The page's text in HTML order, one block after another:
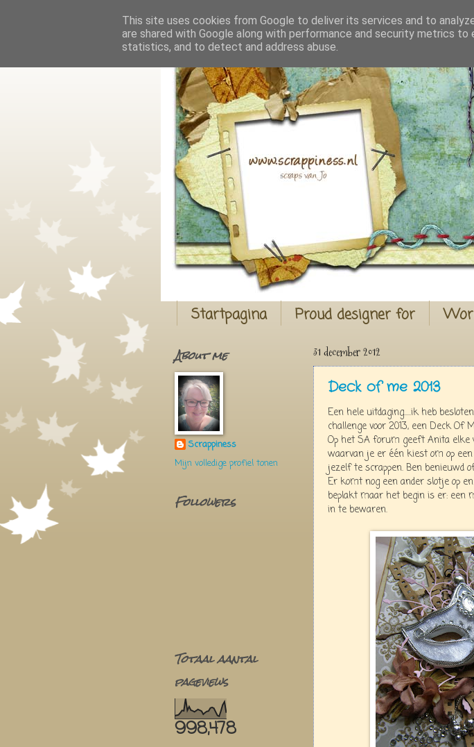
Startpagina Proud designer for
31 december 2012
Deck of me 2013
Een hele uitdaging.....ik heb
challenge voor 2013, een Deck Of
Op het SA forum geeft Anita elke
waarvan je er één kiest om op
jezelf te scrappen. Ben benieuwd
Er komt nog een ander slotje op
beplakt maar het begin is er: een
in te bewaren.
About me
Scrappiness
Mijn volledige profiel tonen
Followers
Totaal aantal
pageviews
998,478
This site uses cookies from Google to deliver its services and to
are shared with Google along with performance and security metrics to
statistics, and to detect and address abuse.